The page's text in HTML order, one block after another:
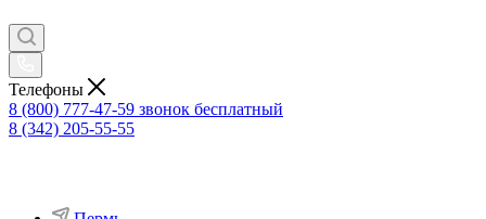
Телефоны
8 (800) 777-47-59 звонок бесплатный
8 (342) 205-55-55